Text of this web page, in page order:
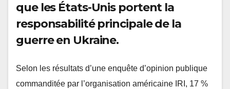
que les États-Unis portent la
responsabilité principale de la
guerre en Ukraine.
Selon les résultats d’une enquête d’opinion publique
commanditée par l’organisation américaine IRI, 17 %